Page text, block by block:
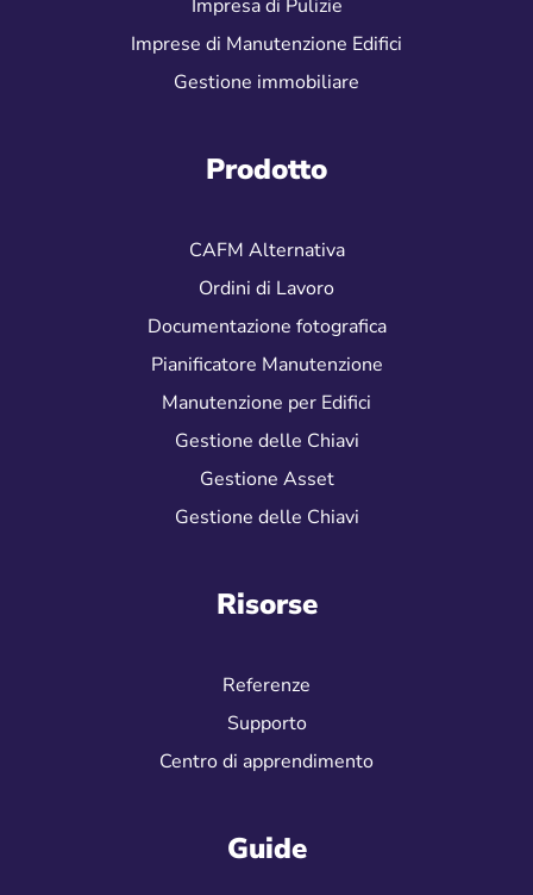
Facility Management
Impresa di Pulizie
Imprese di Manutenzione Edifici
CAFM Alternativa
Ordini di Lavoro
Documentazione fotografica
Pianificatore Manutenzione
Manutenzione per Edifici
Gestione delle Chiavi
Gestione Asset
Referenze
Supporto